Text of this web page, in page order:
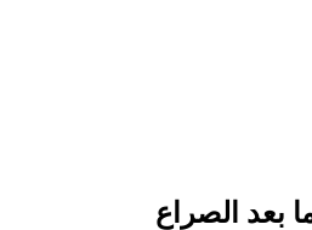
بعد الصراع